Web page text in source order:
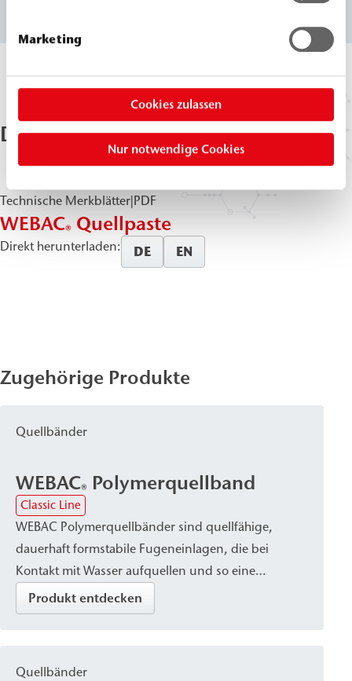
Marketing
Cookies zulassen
Nur notwendige Cookies
Downloads & Dokumente
Technische Merkblätter|PDF
WEBAC® Quellpaste
Direkt herunterladen: DE EN
Zugehörige Produkte
Quellbänder
WEBAC® Polymerquellband
Classic Line
WEBAC Polymerquellbänder sind quellfähige,
dauerhaft formstabile Fugeneinlagen, die bei
Kontakt mit Wasser aufquellen und so eine
zuverlässige Abdichtung ermöglichen. Sie werden
zur Abdichtung von Arbeitsfugen und Fugen im
Produkt entdecken
Quellbänder